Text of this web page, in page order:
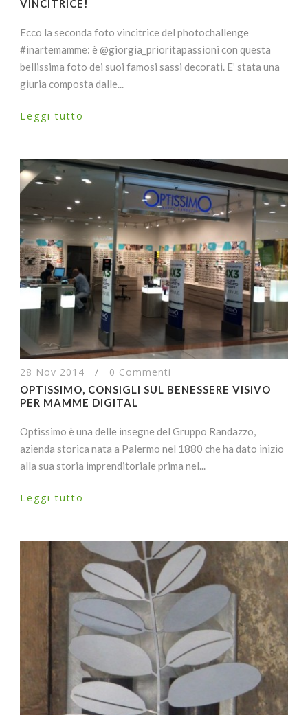
VINCITRICE!
Ecco la seconda foto vincitrice del photochallenge
#inartemamme: è @giorgia_prioritapassioni con questa
bellissima foto dei suoi famosi sassi decorati. E’ stata una
giuria composta dalle...
Leggi tutto
28 Nov 2014 / 0 Commenti
OPTISSIMO, CONSIGLI SUL BENESSERE VISIVO
PER MAMME DIGITAL
Optissimo è una delle insegne del Gruppo Randazzo,
azienda storica nata a Palermo nel 1880 che ha dato inizio
alla sua storia imprenditoriale prima nel...
Leggi tutto